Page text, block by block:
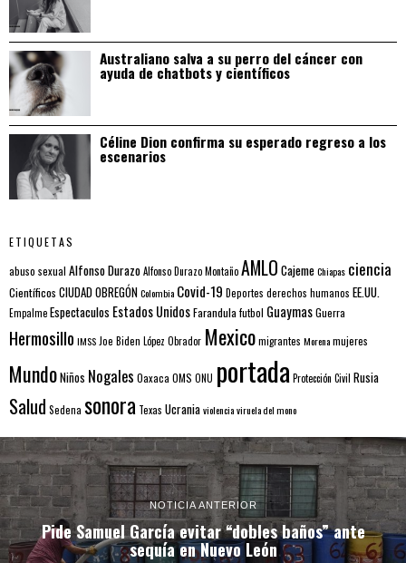
Australiano salva a su perro del cáncer con
ayuda de chatbots y científicos
Céline Dion confirma su esperado regreso a los
escenarios
ETIQUETAS
abuso sexual Alfonso DurazoAlfonso Durazo MontañoAMLO CajemeChiapas ciencia
Científicos CIUDAD OBREGÓNColombia Covid-19 Deportes derechos humanos EE.UU.
EmpalmeEspectaculos Estados UnidosFarandulafutbol GuaymasGuerra
Hermosillo IMSS Joe Biden López Obrador Mexicomigrantes Morenamujeres
MundoNiños Nogales Oaxaca OMS ONU portada Protección Civil Rusia
Salud Sedena sonora Texas Ucraniaviolenciaviruela del mono
NOTICIA ANTERIOR
Pide Samuel García evitar “dobles baños” ante
sequía en Nuevo León